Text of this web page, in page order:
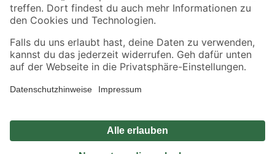
Alle Preisangaben in EUR inkl. gesetzl. MwSt.. Die dargestellten Angebote sind unter
Umständen nicht in allen Märkten verfügbar. Die angegebenen Verfügbarkeiten beziehen
Produkte nur solange der Vorrat reicht.
*Paketversand ab 59 € versandkostenfrei, gilt nicht für Artikel mit Speditionsversand, hier
Privatsphäre Impressum
Nutzungsbedingungen
Widerrufsrecht
Vertrag widerrufen